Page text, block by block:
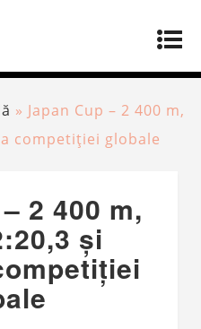
» Japan Cup – 2 400 m,
competiției globale
2 400 m,
și